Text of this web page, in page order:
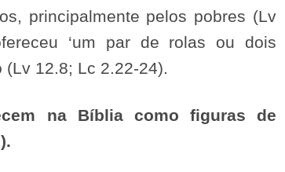
principalmente pelos pobres (Lv
‘um par de rolas ou dois
(Lv 12.8; Lc 2.22-24).
na Bíblia como figuras de